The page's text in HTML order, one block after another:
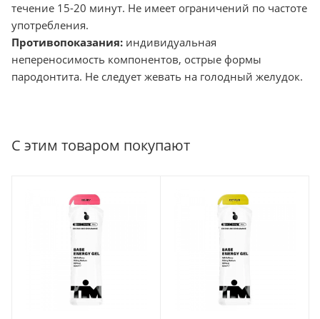
течение 15-20 минут. Не имеет ограничений по частоте
употребления.
Противопоказания: индивидуальная
непереносимость компонентов, острые формы
пародонтита. Не следует жевать на голодный желудок.
С этим товаром покупают